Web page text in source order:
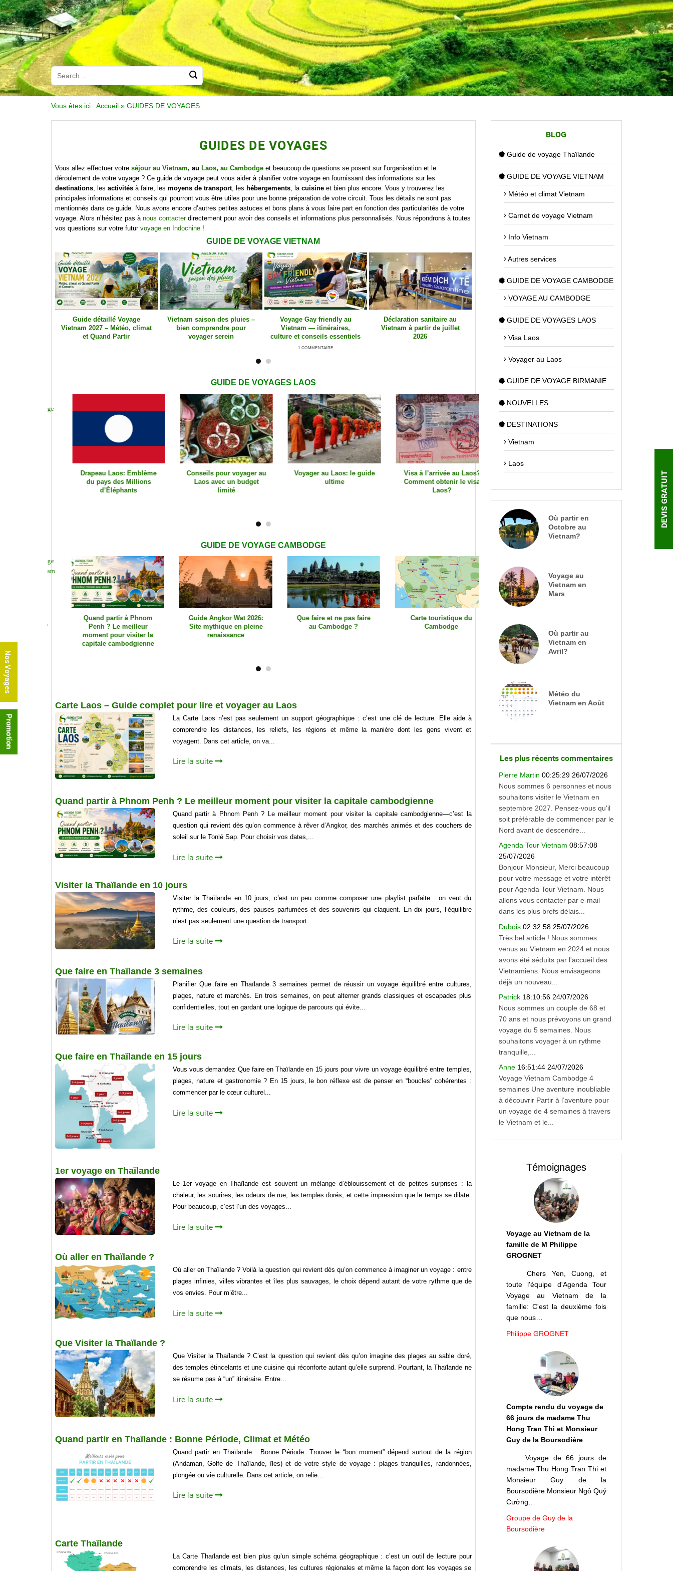
Vous êtes ici : Accueil » GUIDES DE VOYAGES
GUIDES DE VOYAGES
Vous allez effectuer votre séjour au Vietnam, au Laos, au Cambodge et beaucoup de questions se posent sur l’organisation et le
déroulement de votre voyage ? Ce guide de voyage peut vous aider à planifier votre voyage en fournissant des informations sur les
destinations, les activités à faire, les moyens de transport, les hébergements, la cuisine et bien plus encore. Vous y trouverez les
principales informations et conseils qui pourront vous être utiles pour une bonne préparation de votre circuit. Tous les détails ne sont pas
mentionnés dans ce guide. Nous avons encore d’autres petites astuces et bons plans à vous faire part en fonction des particularités de votre
voyage. Alors n’hésitez pas à nous contacterdirectement pour avoir des conseils et informations plus personnalisés. Nous répondrons à toutes
vos questions sur votre futur voyage en Indochine !
GUIDE DE VOYAGE VIETNAM
Pourquoi voyager au
Vietnam- Agence locale
Agence locale Vietnam :
tendances du tourisme
Vietnam
Formalités voyage Vietnam –
Guide complète pour un
séjour sans souci
Agence locale pour organiser
votre voyage au Vietnam
GUIDE DE VOYAGES LAOS
Drapeau Laos: Emblème
du pays des Millions
d’Éléphants
Conseils pour voyager au
Laos avec un budget
limité
Voyager au Laos: le guide
ultime
Visa à l’arrivée au Laos?
Comment obtenir le visa
Laos?
Les 7 destinations
pas rater
La nourriture
plats incontournables
essayer pour découvrir
saveurs du Laos
GUIDE DE VOYAGE CAMBODGE
Quand partir à Phnom
Penh ? Le meilleur
moment pour visiter la
capitale cambodgienne
Guide Angkor Wat 2026:
Site mythique en pleine
renaissance
Que faire et ne pas faire
au Cambodge ?
Carte touristique du
Cambodge
Cambodge ?
Carte Laos – Guide complet pour lire et voyager au Laos
La Carte Laos n’est pas seulement un support géographique : c’est une clé de lecture. Elle aide à
comprendre les distances, les reliefs, les régions et même la manière dont les gens vivent et
voyagent. Dans cet article, on va...
Lire la suite
Quand partir à Phnom Penh ? Le meilleur moment pour visiter la capitale cambodgienne
Quand partir à Phnom Penh ? Le meilleur moment pour visiter la capitale cambodgienne—c’est la
question qui revient dès qu’on commence à rêver d’Angkor, des marchés animés et des couchers de
soleil sur le Tonlé Sap. Pour choisir vos dates,...
Lire la suite
Visiter la Thaïlande en 10 jours
Visiter la Thaïlande en 10 jours, c’est un peu comme composer une playlist parfaite : on veut du
rythme, des couleurs, des pauses parfumées et des souvenirs qui claquent. En dix jours, l’équilibre
n’est pas seulement une question de transport...
Lire la suite
Que faire en Thaïlande 3 semaines
Planifier Que faire en Thaïlande 3 semaines permet de réussir un voyage équilibré entre cultures,
plages, nature et marchés. En trois semaines, on peut alterner grands classiques et escapades plus
confidentielles, tout en gardant une logique de parcours qui évite...
Lire la suite
Que faire en Thaïlande en 15 jours
Vous vous demandez Que faire en Thaïlande en 15 jours pour vivre un voyage équilibré entre temples,
plages, nature et gastronomie ? En 15 jours, le bon réflexe est de penser en “boucles” cohérentes :
commencer par le cœur culturel...
Lire la suite
1er voyage en Thaïlande
Le 1er voyage en Thaïlande est souvent un mélange d’éblouissement et de petites surprises : la
chaleur, les sourires, les odeurs de rue, les temples dorés, et cette impression que le temps se dilate.
Pour beaucoup, c’est l’un des voyages...
Lire la suite
Où aller en Thaïlande ?
Où aller en Thaïlande ? Voilà la question qui revient dès qu’on commence à imaginer un voyage : entre
plages infinies, villes vibrantes et îles plus sauvages, le choix dépend autant de votre rythme que de
vos envies. Pour m’être...
Lire la suite
Que Visiter la Thaïlande ?
Que Visiter la Thaïlande ? C’est la question qui revient dès qu’on imagine des plages au sable doré,
des temples étincelants et une cuisine qui réconforte autant qu’elle surprend. Pourtant, la Thaïlande ne
se résume pas à “un” itinéraire. Entre...
Lire la suite
Quand partir en Thaïlande : Bonne Période, Climat et Météo
Quand partir en Thaïlande : Bonne Période. Trouver le “bon moment” dépend surtout de la région
(Andaman, Golfe de Thaïlande, îles) et de votre style de voyage : plages tranquilles, randonnées,
plongée ou vie culturelle. Dans cet article, on relie...
Lire la suite
Carte Thaïlande
La Carte Thaïlande est bien plus qu’un simple schéma géographique : c’est un outil de lecture pour
comprendre les climats, les distances, les cultures régionales et même la façon dont les voyages se
BLOG
Guide de voyage Thaïlande
GUIDE DE VOYAGE VIETNAM
Météo et climat Vietnam
Carnet de voyage Vietnam
Info Vietnam
Autres services
GUIDE DE VOYAGE CAMBODGE
VOYAGE AU CAMBODGE
GUIDE DE VOYAGES LAOS
Visa Laos
Voyager au Laos
GUIDE DE VOYAGE BIRMANIE
NOUVELLES
DESTINATIONS
Vietnam
Laos
Où partir en
Octobre au
Vietnam?
Voyage au
Vietnam en
Mars
Où partir au
Vietnam en
Avril?
Météo du
Vietnam en Août
Les plus récents commentaires
Pierre Martin 00:25:29 26/07/2026
Nous sommes 6 personnes et nous
souhaitons visiter le Vietnam en
septembre 2027. Pensez-vous qu'il
soit préférable de commencer par le
Nord avant de descendre...
Agenda Tour Vietnam 08:57:08
25/07/2026
Bonjour Monsieur, Merci beaucoup
pour votre message et votre intérêt
pour Agenda Tour Vietnam. Nous
allons vous contacter par e-mail
dans les plus brefs délais...
Dubois 02:32:58 25/07/2026
Très bel article ! Nous sommes
venus au Vietnam en 2024 et nous
avons été séduits par l'accueil des
Vietnamiens. Nous envisageons
déjà un nouveau...
Patrick 18:10:56 24/07/2026
Nous sommes un couple de 68 et
70 ans et nous prévoyons un grand
voyage du 5 semaines. Nous
souhaitons voyager à un rythme
tranquille,...
Anne 16:51:44 24/07/2026
Voyage Vietnam Cambodge 4
semaines Une aventure inoubliable
à découvrir Partir à l’aventure pour
un voyage de 4 semaines à travers
le Vietnam et le...
Témoignages
Voyage au Vietnam de la
famille de M Philippe
GROGNET
Chers Yen, Cuong, et
toute l'équipe d'Agenda Tour
Voyage au Vietnam de la
famille: C'est la deuxième fois
que nous…
Philippe GROGNET
Compte rendu du voyage de
66 jours de madame Thu
Hong Tran Thi et Monsieur
Guy de la Boursodière
Voyage de 66 jours de
madame Thu Hong Tran Thi et
Monsieur Guy de la
Boursodière Monsieur Ngô Quý
Cường…
Groupe de Guy de la
Boursodière
DEVIS GRATUIT
Nos Voyages